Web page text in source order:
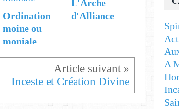
Ordination
moine ou
moniale
L'Arche
d'Alliance
Inceste et Création Divine
A